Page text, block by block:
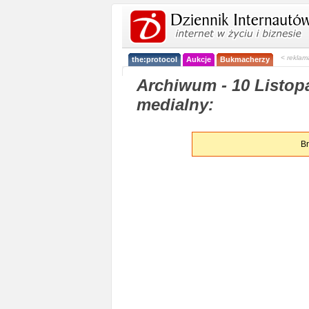
the:protocol Aukcje Bukmacherzy <
Archiwum - 10
medialny: